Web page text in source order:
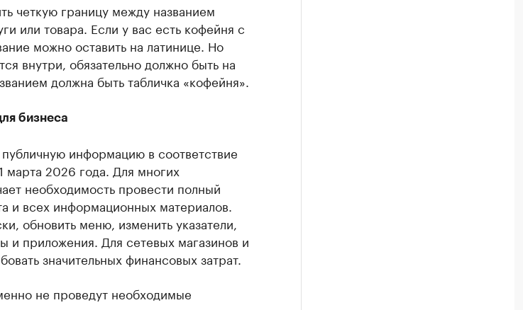
четкую границу между названием
или товара. Если у вас есть кофейня с
можно оставить на латинице. Но
внутри, обязательно должно быть на
должна быть табличка «кофейня».
бизнеса
информацию в соответствие
марта 2026 года. Для многих
необходимость провести полный
и всех информационных материалов.
обновить меню, изменить указатели,
и приложения. Для сетевых магазинов и
значительных финансовых затрат.
не проведут необходимые